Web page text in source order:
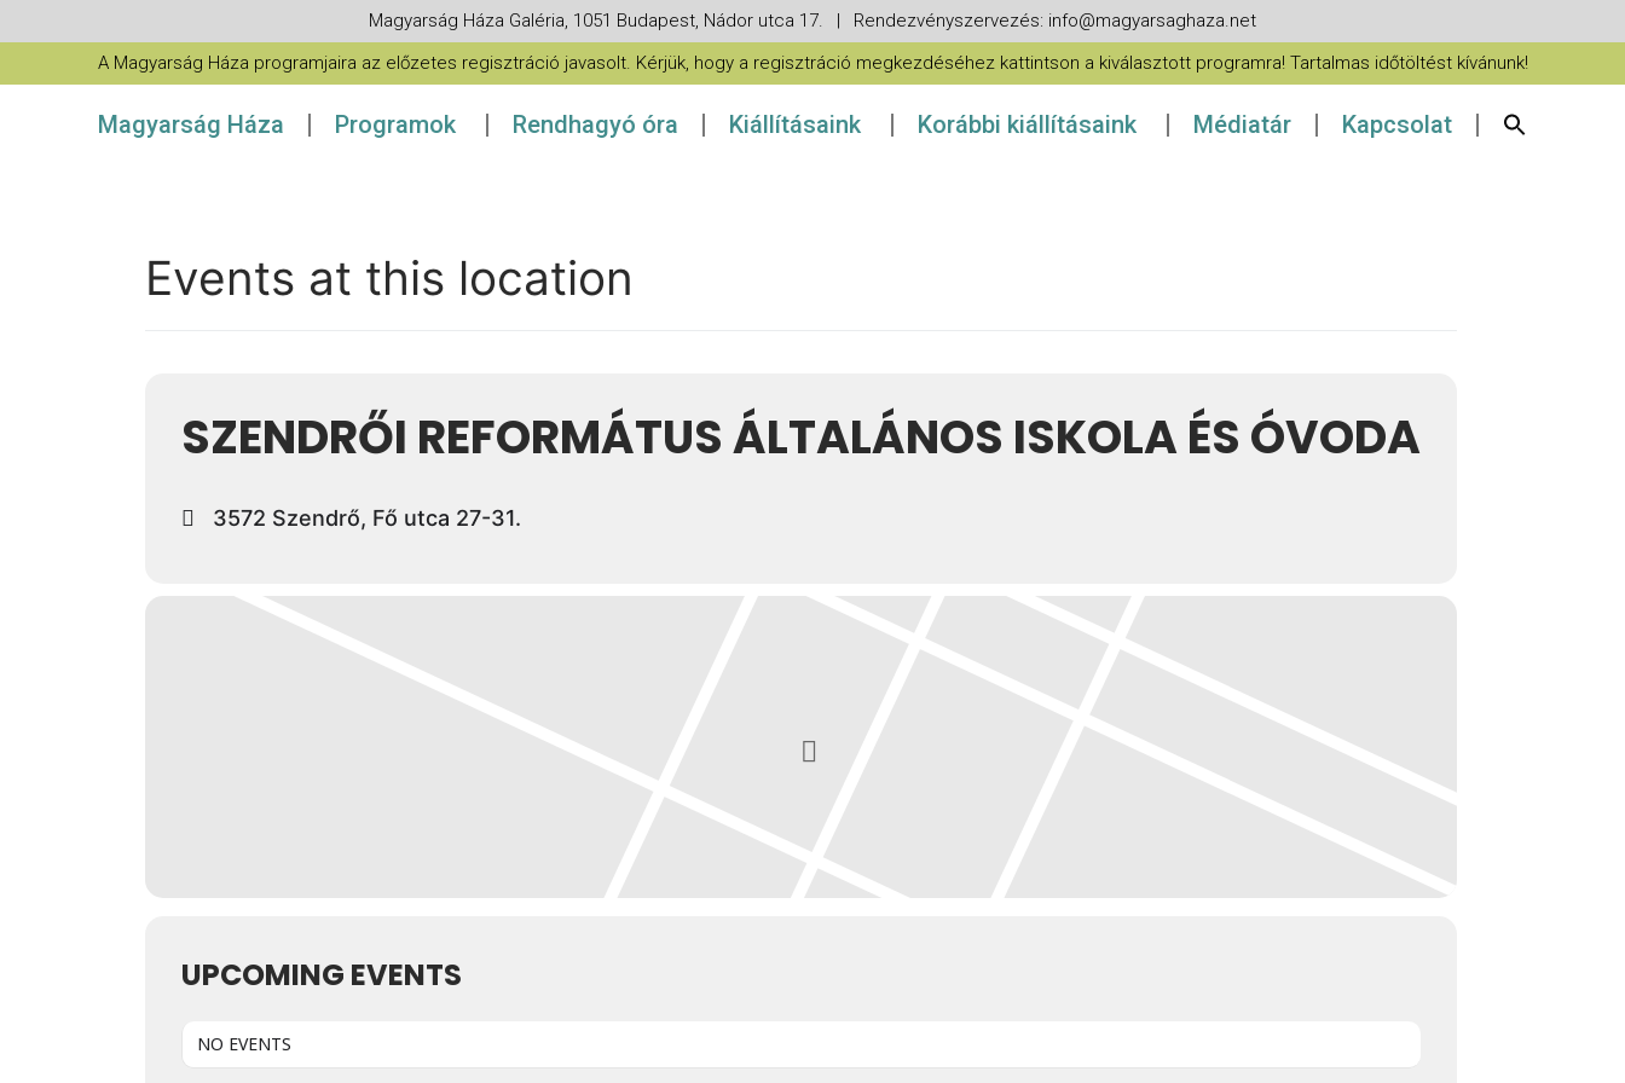
Magyarság Háza Galéria, 1051 Budapest, Nádor utca 17. | Rendezvényszervezés: info@magyarsaghaza.net
A Magyarság Háza programjaira az előzetes regisztráció javasolt. Kérjük, hogy a regisztráció megkezdéséhez kattintson a kiválasztott programra! Tartalmas időtöltést kívánunk!
Magyarság Háza Programok Rendhagyó óra Kiállításaink Korábbi kiállításaink Médiatár Kapcsolat
Events at this location
SZENDRŐI REFORMÁTUS ÁLTALÁNOS ISKOLA ÉS ÓVODA
3572 Szendrő, Fő utca 27-31.
UPCOMING EVENTS
NO EVENTS